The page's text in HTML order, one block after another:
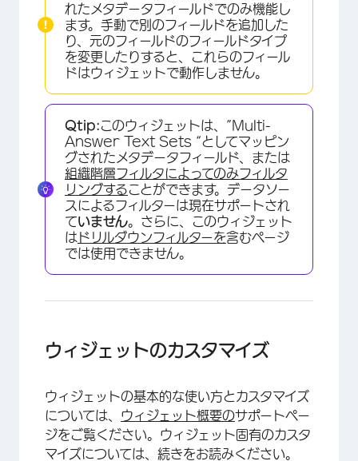
れたメタデータフィールドでのみ機能し
ます。手動で別のフィールドを追加した
り、元のフィールドのフィールドタイプ
を変更したりすると、これらのフィール
ドはウィジェットで動作しません。
Qtip:このウィジェットは、”Multi-
Answer Text Sets “としてマッピン
グされたメタデータフィールド、または
組織階層フィルタによってのみフィルタ
リングすることができます。データソー
スによるフィルターは現在サポートされ
ていません。さらに、このウィジェット
は ドリルダウンフィルターを含むページ
では使用できません。
ウィジェットのカスタマイズ
ウィジェットの基本的な使い方とカスタマイズ
については、 ウィジェット概要のサポートペー
ジをご覧ください。ウィジェット固有のカスタ
マイズについては、続きをお読みください。